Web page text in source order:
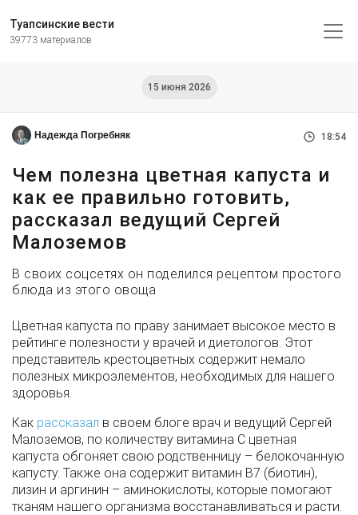
Туапсинские вести
39773 материалов
15 июня 2026
Надежда Погребняк 18:54
Чем полезна цветная капуста и
как ее правильно готовить,
рассказал ведущий Сергей
Малоземов
В своих соцсетях он поделился рецептом простого
блюда из этого овоща
Цветная капуста по праву занимает высокое место в
рейтинге полезности у врачей и диетологов. Этот
представитель крестоцветных содержит немало
полезных микроэлементов, необходимых для нашего
здоровья.
Как рассказал в своем блоге врач и ведущий Сергей
Малоземов, по количеству витамина С цветная
капуста обгоняет свою родственницу – белокочанную
капусту. Также она содержит витамин В7 (биотин),
лизин и аргинин – аминокислоты, которые помогают
тканям нашего организма восстанавливаться и расти.